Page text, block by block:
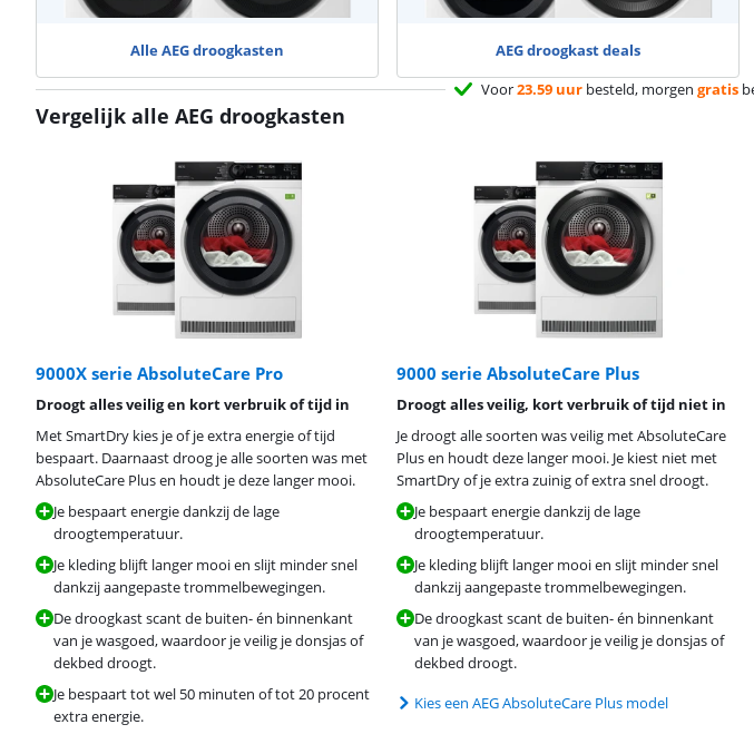
Alle AEG droogkasten
AEG droogkast deals
Voor23.59 uur besteld, morgen gratis
Vergelijk alle AEG droogkasten
9000X serie AbsoluteCare Pro
Droogt alles veilig en kort verbruik of tijd in
Met SmartDry kies je of je extra energie of tijd
bespaart. Daarnaast droog je alle soorten was met
AbsoluteCare Plus en houdt je deze langer mooi.
Je bespaart energie dankzij de lage
droogtemperatuur.
Je kleding blijft langer mooi en slijt minder snel
dankzij aangepaste trommelbewegingen.
De droogkast scant de buiten- én binnenkant
van je wasgoed, waardoor je veilig je donsjas of
dekbed droogt.
Je bespaart tot wel 50 minuten of tot 20 procent
extra energie.
9000 serie AbsoluteCare Plus
Droogt alles veilig, kort verbruik of tijd niet in
Je droogt alle soorten was veilig met AbsoluteCare
Plus en houdt deze langer mooi. Je kiest niet met
SmartDry of je extra zuinig of extra snel droogt.
Je bespaart energie dankzij de lage
droogtemperatuur.
Je kleding blijft langer mooi en slijt minder snel
dankzij aangepaste trommelbewegingen.
De droogkast scant de buiten- én binnenkant
van je wasgoed, waardoor je veilig je donsjas of
dekbed droogt.
Kies een AEG AbsoluteCare Plus model